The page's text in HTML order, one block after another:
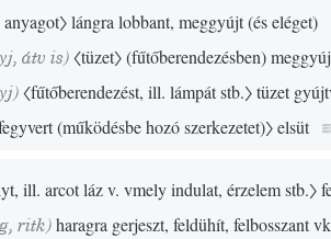
anyagot〉lángra lobbant, meggyújt(és eléget)
,átv is) 〈tüzet〉 (fűtőberendezésben)
) 〈fűtőberendezést, ill. lámpát stb.〉tüzet
(működésbe hozó szerkezetet)〉elsüt
ill. arcot láz v. vmely indulat, érzelem stb.〉
,ritk) haragra gerjeszt, feldühít, felbosszant